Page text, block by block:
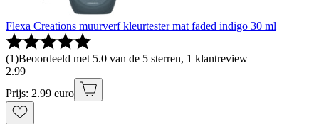
Flexa Creations muurverf kleurtester mat faded indigo 30 ml
(1)Beoordeeld met 5.0 van de 5 sterren, 1 klantreview
2.99
Prijs: 2.99 euro